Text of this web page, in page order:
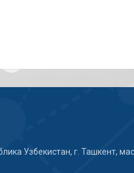
Узбекистан, г. Ташкент,